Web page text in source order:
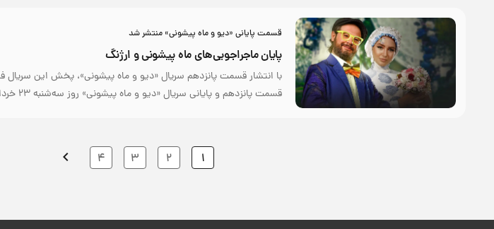
قسمت پایانی «دیو و ماه پیشونی» منتشر شد
پایان ماجراجویی‌های ماه پیشونی و ارژنگ
با انتشار قسمت پانزدهم سریال «دیو و ماه پیشونی»، پخش این سریال
قسمت پانزدهم و پایانی سریال «دیو و ماه پیشونی» روز سه‌شنبه ۲۳ خردادماه منتشر شد. در این قسمت نبردی…
1
2
3
4